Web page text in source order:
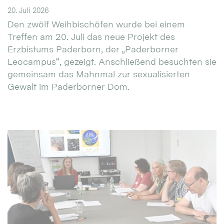
20. Juli 2026
Den zwölf Weihbischöfen wurde bei einem
Treffen am 20. Juli das neue Projekt des
Erzbistums Paderborn, der „Paderborner
Leocampus“, gezeigt. Anschließend besuchten sie
gemeinsam das Mahnmal zur sexualisierten
Gewalt im Paderborner Dom.